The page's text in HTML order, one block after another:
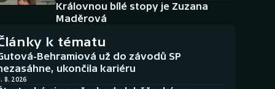
Královnou bílé stopy je Zuzana
Maděrová
k tématu
Behramiová už do závodů SP
ukončila kariéru
8. 2026